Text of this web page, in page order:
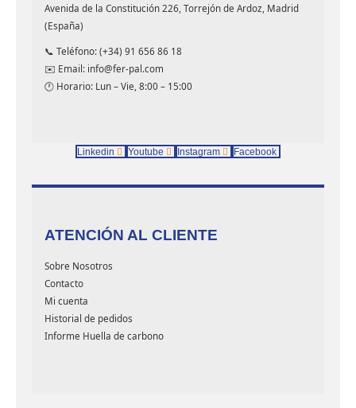
Avenida de la Constitución 226, Torrejón de Ardoz, Madrid
(España)
📞 Teléfono: (+34) 91 656 86 18
✉️ Email: info@fer-pal.com
🕐 Horario: Lun – Vie, 8:00 – 15:00
Linkedin Youtube Instagram Facebook
ATENCIÓN AL CLIENTE
Sobre Nosotros
Contacto
Mi cuenta
Historial de pedidos
Informe Huella de carbono